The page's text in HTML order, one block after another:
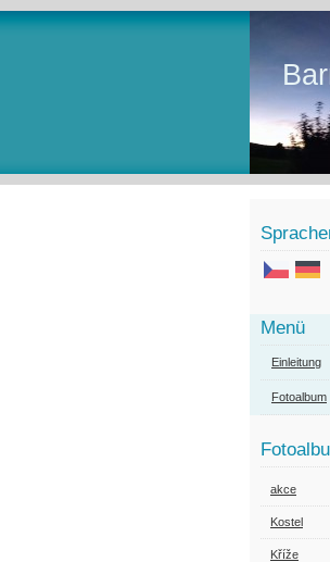
Menü
Einleitung
Fotoalbum
akce
Kostel
Kříže